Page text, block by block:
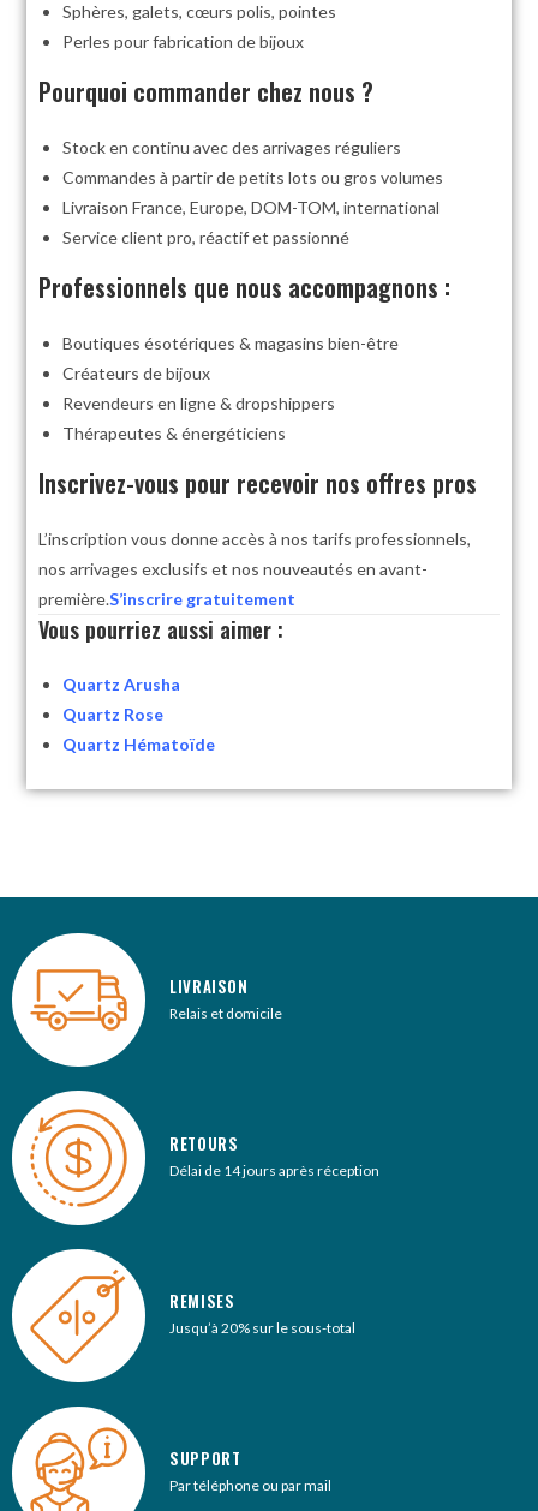
Sphères, galets, cœurs polis, pointes
Perles pour fabrication de bijoux
Pourquoi commander chez nous ?
Stock en continu avec des arrivages réguliers
Commandes à partir de petits lots ou gros volumes
Livraison France, Europe, DOM-TOM, international
Service client pro, réactif et passionné
Professionnels que nous accompagnons :
Boutiques ésotériques & magasins bien-être
Créateurs de bijoux
Revendeurs en ligne & dropshippers
Thérapeutes & énergéticiens
Inscrivez-vous pour recevoir nos offres pros
L’inscription vous donne accès à nos tarifs professionnels,
nos arrivages exclusifs et nos nouveautés en avant-
première.S’inscrire gratuitement
Vous pourriez aussi aimer :
Quartz Arusha
Quartz Rose
Quartz Hématoïde
LIVRAISON
Relais et domicile
RETOURS
Délai de 14 jours après réception
REMISES
Jusqu’à 20% sur le sous-total
SUPPORT
Par téléphone ou par mail